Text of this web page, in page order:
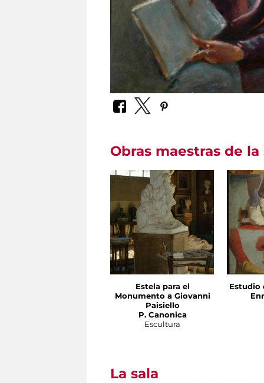
Obras maestras de la
Estela para el
Monumento a Giovanni
Paisiello
P. Canonica
Escultura
Estudio
La sala